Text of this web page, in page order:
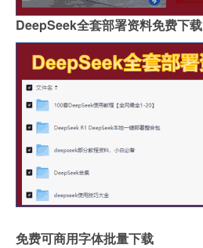
DeepSeek全套部署资料免费下载
免费可商用字体批量下载